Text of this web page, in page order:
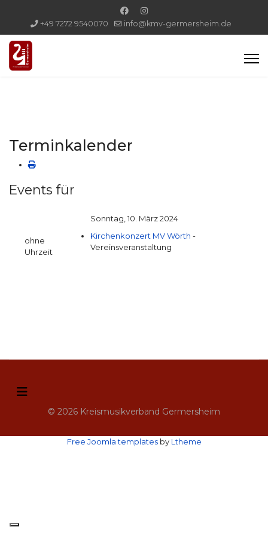
+49 7272 9540070 info@kmv-germersheim.de
Terminkalender
Events für
Sonntag, 10. März 2024
ohne
Uhrzeit
Kirchenkonzert MV Wörth -
Vereinsveranstaltung
© 2026 Kreismusikverband Germersheim
Free Joomla templatesby Ltheme